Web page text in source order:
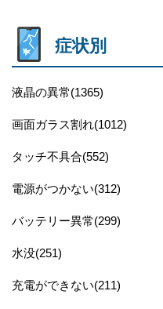
症状別
液晶の異常(1365)
画面ガラス割れ(1012)
タッチ不具合(552)
電源がつかない(312)
バッテリー異常(299)
水没(251)
充電ができない(211)